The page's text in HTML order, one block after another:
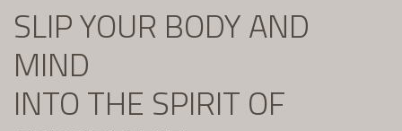
SLIP YOUR BODY AND
MIND
INTO THE SPIRIT OF